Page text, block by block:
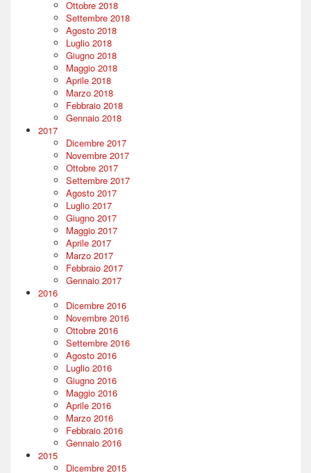
Ottobre 2018
Settembre 2018
Agosto 2018
Luglio 2018
Giugno 2018
Maggio 2018
Aprile 2018
Marzo 2018
Febbraio 2018
Gennaio 2018
2017
Dicembre 2017
Novembre 2017
Ottobre 2017
Settembre 2017
Agosto 2017
Luglio 2017
Giugno 2017
Maggio 2017
Aprile 2017
Marzo 2017
Febbraio 2017
Gennaio 2017
2016
Dicembre 2016
Novembre 2016
Ottobre 2016
Settembre 2016
Agosto 2016
Luglio 2016
Giugno 2016
Maggio 2016
Aprile 2016
Marzo 2016
Febbraio 2016
Gennaio 2016
2015
Dicembre 2015